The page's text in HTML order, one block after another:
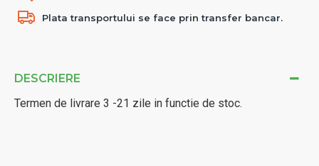
DESCRIERE
Termen de livrare 3 -21 zile in functie de stoc.
Plata transportului se face prin transfer bancar.